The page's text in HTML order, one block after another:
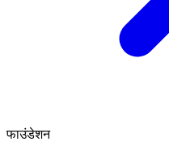
फाउंडेशन